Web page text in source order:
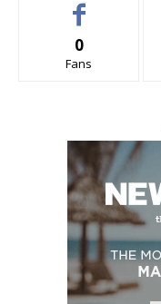
0
Fans